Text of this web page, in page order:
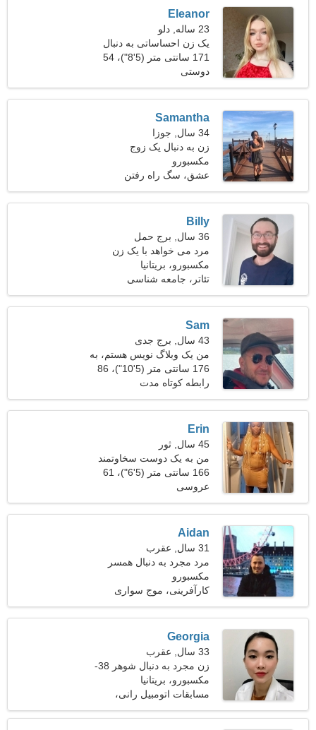
Eleanor
23 ساله, دلو
یک زن احساساتی به دنبال
رابطه عاشقانه است
171 سانتی متر (5'8")، 54
کیلوگرم (119 پوند)
دوستی
Samantha
34 سال, جوزا
زن به دنبال یک زوج
مکسبورو
عشق، سگ راه رفتن
Billy
36 سال, برج حمل
مرد می خواهد با یک زن
ملاقات کند
مکسبورو، بریتانیا
تئاتر، جامعه شناسی
Sam
43 سال, برج جدی
من یک وبلاگ نویس هستم، به
یک زن خجالتی نیاز دارم 176 سانتی متر (5'10")، 86
کیلوگرم (189 پوند)
رابطه کوتاه مدت
Erin
45 سال, ثور
من به یک دوست سخاوتمند
نیاز دارم
166 سانتی متر (5'6")، 61
کیلوگرم (134 پوند)
عروسی
Aidan
31 سال, عقرب
مرد مجرد به دنبال همسر
مکسبورو
کارآفرینی، موج سواری
Georgia
33 سال, عقرب
زن مجرد به دنبال شوهر 38-
44
مکسبورو، بریتانیا
مسابقات اتومبیل رانی،
بیسبال